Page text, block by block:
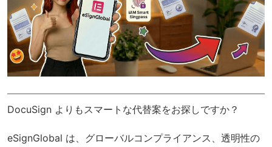
DocuSign よりもスマートな代替案をお探しですか？
eSignGlobal は、 グローバルコンプライアンス 、透明性の